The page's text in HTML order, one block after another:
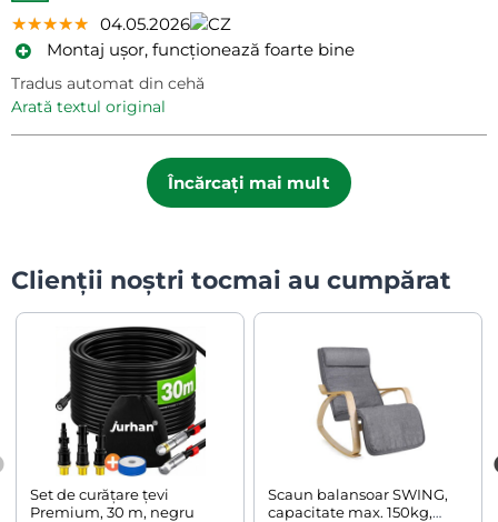
★★★★★
★★★★★
★★★★★ 04.05.2026
Montaj ușor, funcționează foarte bine
Tradus automat din cehă
arată textul original
Încărcați mai mult
Clienții noștri tocmai au cumpărat
Set de curățare țevi
Premium, 30 m, negru
Scaun balansoar SWING,
capacitate max. 150kg,